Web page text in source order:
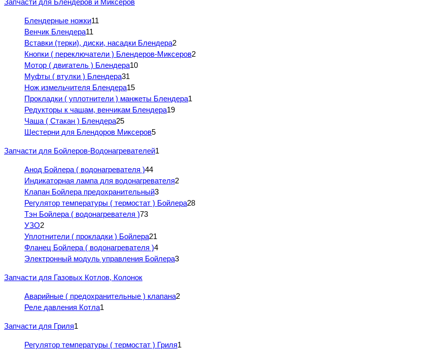
Запчасти для Блендеров и Миксеров
Блендерные ножки11
Венчик Блендера11
Вставки (терки), диски, насадки Блендера2
Кнопки ( переключатели ) Блендеров-Миксеров2
Мотор ( двигатель ) Блендера10
Муфты ( втулки ) Блендера31
Нож измельчителя Блендера15
Прокладки ( уплотнители ) манжеты Блендера1
Редукторы к чашам, венчикам Блендера19
Чаша ( Стакан ) Блендера25
Шестерни для Блендоров Миксеров5
Запчасти для Бойлеров-Водонагревателей1
Анод Бойлера ( водонагревателя )44
Индикаторная лампа для водонагревателя2
Клапан Бойлера предохранительный3
Регулятор температуры ( термостат ) Бойлера28
Тэн Бойлера ( водонагревателя )73
УЗО2
Уплотнители ( прокладки ) Бойлера21
Фланец Бойлера ( водонагревателя )4
Электронный модуль управления Бойлера3
Запчасти для Газовых Котлов, Колонок
Аварийные ( предохранительные ) клапана2
Реле давления Котла1
Запчасти для Гриля1
Регулятор температуры ( термостат ) Гриля1